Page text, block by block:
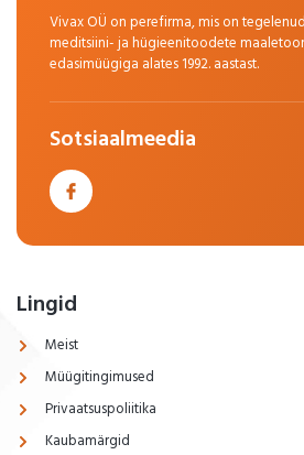
Vivax OÜ on perefirma, mis on
meditsiini- ja hügieenitoodete
edasimüügiga alates 1992. aastast.
Sotsiaalmeedia
Lingid
Meist
Müügitingimused
Privaatsuspoliitika
Kaubamärgid